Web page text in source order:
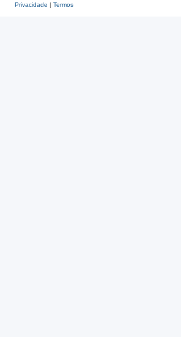
Privacidade | Termos